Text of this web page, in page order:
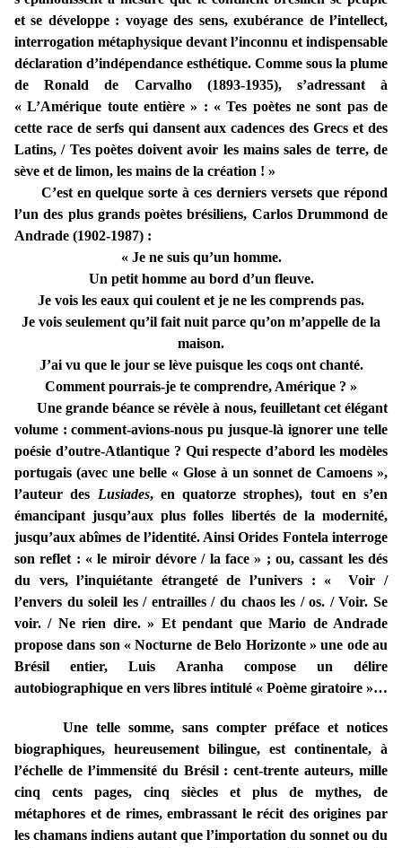
et se développe : voyage des sens, exubérance de l’intellect,
interrogation métaphysique devant l’inconnu et indispensable
déclaration d’indépendance esthétique. Comme sous la plume
de Ronald de Carvalho (1893-1935), s’adressant à
« L’Amérique toute entière » : « Tes poètes ne sont pas de
cette race de serfs qui dansent aux cadences des Grecs et des
Latins, / Tes poètes doivent avoir les mains sales de terre, de
sève et de limon, les mains de la création ! »
C’est en quelque sorte à ces derniers versets que répond
l’un des plus grands poètes brésiliens, Carlos Drummond de
Andrade (1902-1987) :
« Je ne suis qu’un homme.
Un petit homme au bord d’un fleuve.
Je vois les eaux qui coulent et je ne les comprends pas.
Je vois seulement qu’il fait nuit parce qu’on m’appelle de la
maison.
J’ai vu que le jour se lève puisque les coqs ont chanté.
Comment pourrais-je te comprendre, Amérique ? »
Une grande béance se révèle à nous, feuilletant cet élégant
volume : comment-avions-nous pu jusque-là ignorer une telle
poésie d’outre-Atlantique ? Qui respecte d’abord les modèles
portugais (avec une belle « Glose à un sonnet de Camoens »,
l’auteur des Lusiades, en quatorze strophes), tout en s’en
émancipant jusqu’aux plus folles libertés de la modernité,
jusqu’aux abîmes de l’identité. Ainsi Orides Fontela interroge
son reflet : « le miroir dévore / la face » ; ou, cassant les dés
du vers, l’inquiétante étrangeté de l’univers : « Voir /
l’envers du soleil les / entrailles / du chaos les / os. / Voir. Se
voir. / Ne rien dire. » Et pendant que Mario de Andrade
propose dans son « Nocturne de Belo Horizonte » une ode au
Brésil entier, Luis Aranha compose un délire
autobiographique en vers libres intitulé « Poème giratoire »…
Une telle somme, sans compter préface et notices
biographiques, heureusement bilingue, est continentale, à
l’échelle de l’immensité du Brésil : cent-trente auteurs, mille
cinq cents pages, cinq siècles et plus de mythes, de
métaphores et de rimes, embrassant le récit des origines par
les chamans indiens autant que l’importation du sonnet ou du